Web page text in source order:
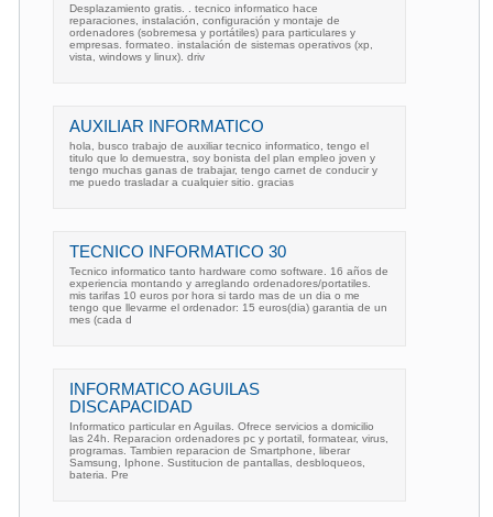
Desplazamiento gratis. . tecnico informatico hace
reparaciones, instalación, configuración y montaje de
ordenadores (sobremesa y portátiles) para particulares y
empresas. formateo. instalación de sistemas operativos (xp,
vista, windows y linux). driv
AUXILIAR INFORMATICO
hola, busco trabajo de auxiliar tecnico informatico, tengo el
titulo que lo demuestra, soy bonista del plan empleo joven y
tengo muchas ganas de trabajar, tengo carnet de conducir y
me puedo trasladar a cualquier sitio. gracias
TECNICO INFORMATICO 30
Tecnico informatico tanto hardware como software. 16 años de
experiencia montando y arreglando ordenadores/portatiles.
mis tarifas 10 euros por hora si tardo mas de un dia o me
tengo que llevarme el ordenador: 15 euros(dia) garantia de un
mes (cada d
INFORMATICO AGUILAS
DISCAPACIDAD
Informatico particular en Aguilas. Ofrece servicios a domicilio
las 24h. Reparacion ordenadores pc y portatil, formatear, virus,
programas. Tambien reparacion de Smartphone, liberar
Samsung, Iphone. Sustitucion de pantallas, desbloqueos,
bateria. Pre